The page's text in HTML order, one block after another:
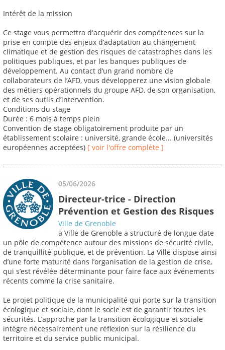
Intérêt de la mission
Ce stage vous permettra d'acquérir des compétences sur la
prise en compte des enjeux d’adaptation au changement
climatique et de gestion des risques de catastrophes dans les
politiques publiques, et par les banques publiques de
développement. Au contact d’un grand nombre de
collaborateurs de l’AFD, vous développerez une vision globale
des métiers opérationnels du groupe AFD, de son organisation,
et de ses outils d’intervention.
Conditions du stage
Durée : 6 mois à temps plein
Convention de stage obligatoirement produite par un
établissement scolaire : université, grande école... (universités
européennes acceptées) [ voir l'offre complète ]
05/06/2026
Directeur-trice - Direction
Prévention et Gestion des Risques
Ville de Grenoble
a Ville de Grenoble a structuré de longue date
un pôle de compétence autour des missions de sécurité civile,
de tranquillité publique, et de prévention. La Ville dispose ainsi
d’une forte maturité dans l’organisation de la gestion de crise,
qui s’est révélée déterminante pour faire face aux événements
récents comme la crise sanitaire.
Le projet politique de la municipalité qui porte sur la transition
écologique et sociale, dont le socle est de garantir toutes les
sécurités. L’approche par la transition écologique et sociale
intègre nécessairement une réflexion sur la résilience du
territoire et du service public municipal.